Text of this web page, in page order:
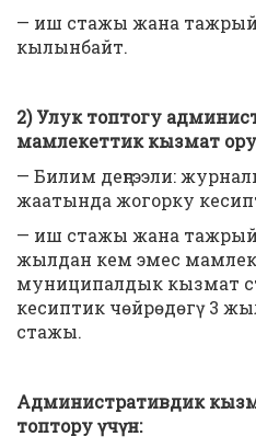
— иш стажы жана
кылынбайт.
2) Улук топтогу
мамлекеттик кызмат
— Билим деңгээли:
жаатында жогорку
— иш стажы жана
жылдан кем эмес
муниципалдык кызмат
кесиптик чөйрөдөгү 3
стажы.
Административдик
топтору үчүн: